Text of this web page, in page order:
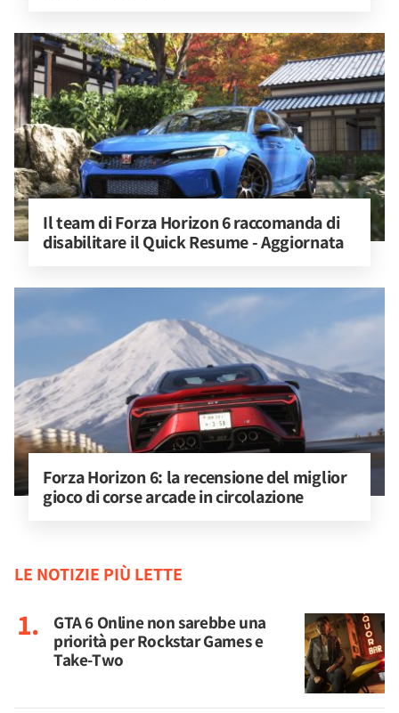
Il team di Forza Horizon 6 raccomanda di
disabilitare il Quick Resume - Aggiornata
Forza Horizon 6: la recensione del miglior
gioco di corse arcade in circolazione
LE NOTIZIE PIÙ LETTE
GTA 6 Online non sarebbe una
priorità per Rockstar Games e
Take-Two